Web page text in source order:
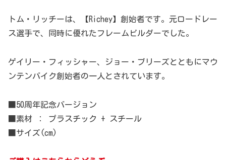
トム・リッチーは、【Richey】創始者です。元ロードレー
ス選手で、同時に優れたフレームビルダーでした。
ゲイリー・フィッシャー、ジョー・ブリーズとともにマウ
ンテンバイク創始者の一人とされています。
■50周年記念バージョン
■素材 ： プラスチック + スチール
■サイズ(cm)